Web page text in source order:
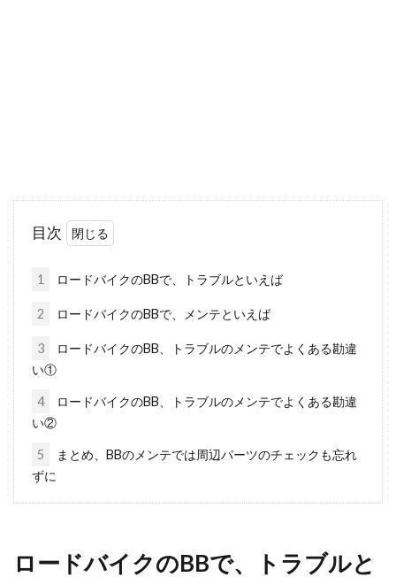
クロスバイクのブレーキをカスタム
ね。...
よう！
目次
1 ロードバイクのBBで、トラブルといえば
2 ロードバイクのBBで、メンテといえば
3
ロードバイクのBB、トラブルのメンテでよくある勘違
い①
4
ロードバイクのBB、トラブルのメンテでよくある勘違
い②
5
まとめ、BBのメンテでは周辺パーツのチェックも忘れ
ずに
ロードバイクのBBで、トラブルと